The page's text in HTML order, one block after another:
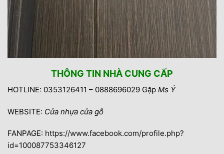
THÔNG TIN NHÀ CUNG CẤP
HOTLINE: 0353126411 – 0888696029 Gặp Ms Ý
WEBSITE: Cửa nhựa cửa gỗ
FANPAGE: https://www.facebook.com/profile.php?
id=100087753346127